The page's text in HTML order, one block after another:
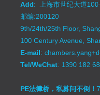
Add: 上海市世纪大道
邮编:200120
9th/24th/25th Floor,
100 Century Avenue,
E-mail:
Tel/WeChat: 1390 182
PE法律桥，私募问不倒！